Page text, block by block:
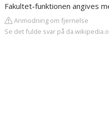
Fakultet-funktionen angives
Anmodning om fjernelse
Se det fulde svar på